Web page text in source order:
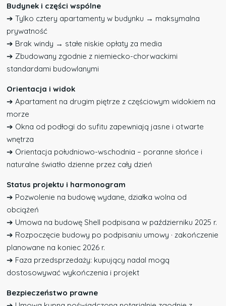
Budynek i części wspólne
➔ Tylko cztery apartamenty w budynku → maksymalna
prywatność
➔ Brak windy → stałe niskie opłaty za media
➔ Zbudowany zgodnie z niemiecko-chorwackimi
standardami budowlanymi
Orientacja i widok
➔ Apartament na drugim piętrze z częściowym widokiem na
morze
➔ Okna od podłogi do sufitu zapewniają jasne i otwarte
wnętrza
➔ Orientacja południowo-wschodnia – poranne słońce i
naturalne światło dzienne przez cały dzień
Status projektu i harmonogram
➔ Pozwolenie na budowę wydane, działka wolna od
obciążeń
➔ Umowa na budowę Shell podpisana w październiku 2025 r.
➔ Rozpoczęcie budowy po podpisaniu umowy · zakończenie
planowane na koniec 2026 r.
➔ Faza przedsprzedaży: kupujący nadal mogą
dostosowywać wykończenia i projekt
Bezpieczeństwo prawne